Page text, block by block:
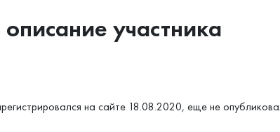
участника
на сайте 18.08.2020, еще не